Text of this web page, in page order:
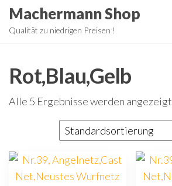
ZumMachermann Shop
Qualität zu niedrigen Preisen !
Rot,Blau,Gelb
Alle 5 Ergebnisse werden angezeigt